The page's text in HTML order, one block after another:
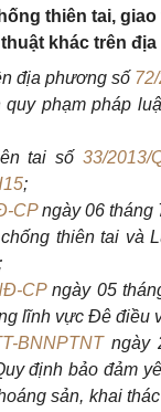
thiên tai,
khác trên
địa phương số
phạm pháp
tai số 33/2013/
;
CPngày 06 tháng
thiên tai và
CPngày 05
lĩnh vực Đê điều
BNNPTNTngày
định bảo đảm
sản, khai